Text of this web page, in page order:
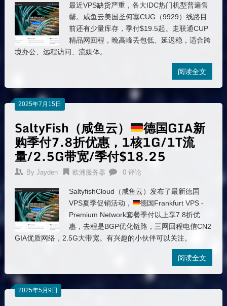
最近VPS缺货严重，各大IDC热门机型普遍售
罄。咸鱼云美国圣何塞CUG（9929）线路目
前还有少量库存，季付$19.5起。走联通CUP
精品网回程，晚高峰丢包低、延迟稳，适合跨
境办公、远程访问、流媒体。
阅读全文
2025年7月15日
SaltyFish（咸鱼云） 德国GIA新
购季付7.8折优惠，1核1G/1T流
量/2.5G带宽/季付$18.25
By Jayden 欧洲服务器 0 评论
SaltyfishCloud（咸鱼云）发布了最新德国
VPS夏季促销活动，
德国Frankfurt VPS -
Premium Network套餐季付以上享7.8折优
惠，去程是BGP优化链路，三网回程电信CN2
GIA优质网络，2.5G大带宽。有兴趣的小伙伴可以关注。
阅读全文
2025年5月9日